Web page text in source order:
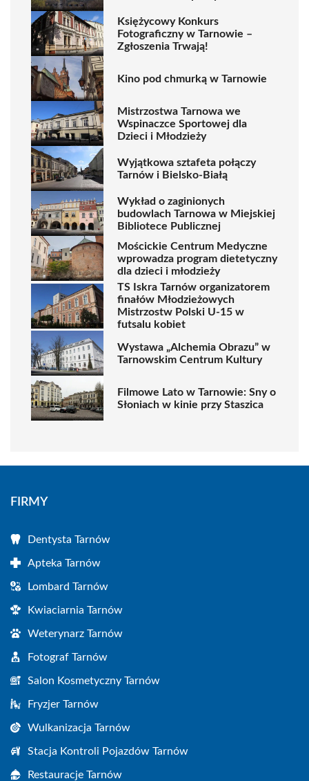
Księżycowy Konkurs
Fotograficzny w Tarnowie –
Zgłoszenia Trwają!
Kino pod chmurką w Tarnowie
Mistrzostwa Tarnowa we
Wspinaczce Sportowej dla
Dzieci i Młodzieży
Wyjątkowa sztafeta połączy
Tarnów i Bielsko-Białą
Wykład o zaginionych
budowlach Tarnowa w Miejskiej
Bibliotece Publicznej
Mościckie Centrum Medyczne
wprowadza program dietetyczny
dla dzieci i młodzieży
TS Iskra Tarnów organizatorem
finałów Młodzieżowych
Mistrzostw Polski U-15 w
futsalu kobiet
Wystawa „Alchemia Obrazu” w
Tarnowskim Centrum Kultury
Filmowe Lato w Tarnowie: Sny o
Słoniach w kinie przy Staszica
FIRMY
Dentysta Tarnów
Apteka Tarnów
Lombard Tarnów
Kwiaciarnia Tarnów
Weterynarz Tarnów
Fotograf Tarnów
Salon Kosmetyczny Tarnów
Fryzjer Tarnów
Wulkanizacja Tarnów
Stacja Kontroli Pojazdów Tarnów
Restauracje Tarnów